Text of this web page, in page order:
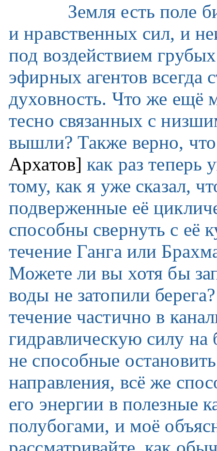
Земля есть поле
и нравственных сил, и
под воздействием
эфирных агентов всегда
духовность. Что же ещё
тесно связанных с
вышли? Также верно,
Архатов] как раз теперь
тому, как я уже сказал,
подверженные её
способны свернуть с её
течение Ганга или
Можете ли вы хотя бы
воды не затопили
течение частично в
гидравлическую силу на
не способные
направления, всё же
его энергии в полезные
полубогами, и моё